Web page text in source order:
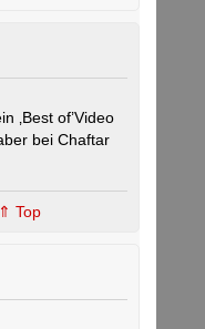
‚Best of’Video
bei Chaftar
⇑ Top